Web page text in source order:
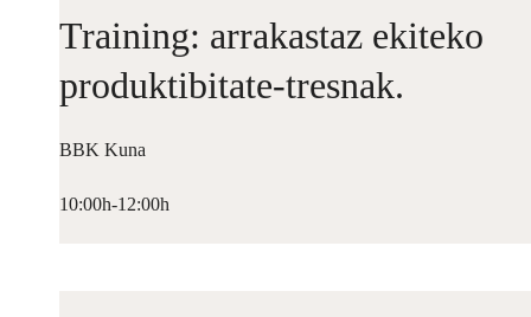
Training: arrakastaz ekiteko
produktibitate-tresnak.
BBK Kuna
10:00h-12:00h